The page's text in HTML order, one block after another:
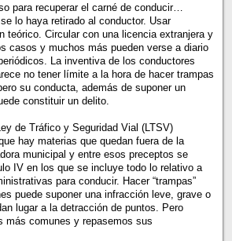
para recuperar el carné de conducir…
lo haya retirado al conductor. Usar
teórico. Circular con una licencia extranjera y
casos y muchos más pueden verse a diario
La inventiva de los conductores
no tener límite a la hora de hacer trampas
su conducta, además de suponer un
constituir un delito.
de Tráfico y Seguridad Vial (LTSV)
hay materias que quedan fuera de la
municipal y entre esos preceptos se
IV en los que se incluye todo lo relativo a
para conducir. Hacer “trampas”
puede suponer una infracción leve, grave o
lugar a la detracción de puntos. Pero
más comunes y repasemos sus